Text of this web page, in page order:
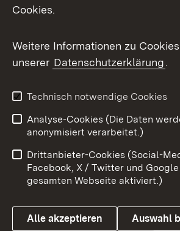
Messenger
Social Wall
X / Twitter
Youtube
Benutzungshinweise
Datenschutz
Cookies
Cookies.
Weitere Informationen zu
unserer Datenschutzerklärung.
Technisch notwendige Cookies
Analyse-Cookies (Die Daten
anonymisiert verarbeitet.)
Drittanbieter-Cookies (Social-
Facebook, X / Twitter und
gesamten Webseite aktiviert.)
Alle akzeptieren Auswahl